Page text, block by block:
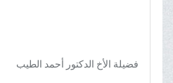
فضیلة الأخ الدکتور أحمد الطیب